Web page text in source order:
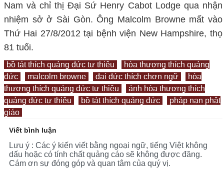
Nam và chỉ thị Đại Sứ Henry Cabot Lodge qua nhận
nhiệm sở ở Sài Gòn. Ông Malcolm Browne mất vào
Thứ Hai 27/8/2012 tại bệnh viện New Hampshire, thọ
81 tuổi.
bồ tát thích quảng đức tự thiêu
hòa thượng thích quảng
đức
malcolm browne đại đức thích chơn ngữ
hòa
thượng thích quảng đức tự thiêu
ảnh hòa thượng thích
quảng đức tự thiêu
bồ tát thích quảng đức
pháp nạn phật
giáo
Viết bình luận
Lưu ý : Các ý kiến viết bằng ngoại ngữ, tiếng Việt không
dấu hoặc có tính chất quảng cáo sẽ không được đăng.
Cám ơn sự đóng góp và quan tâm của quý vị.